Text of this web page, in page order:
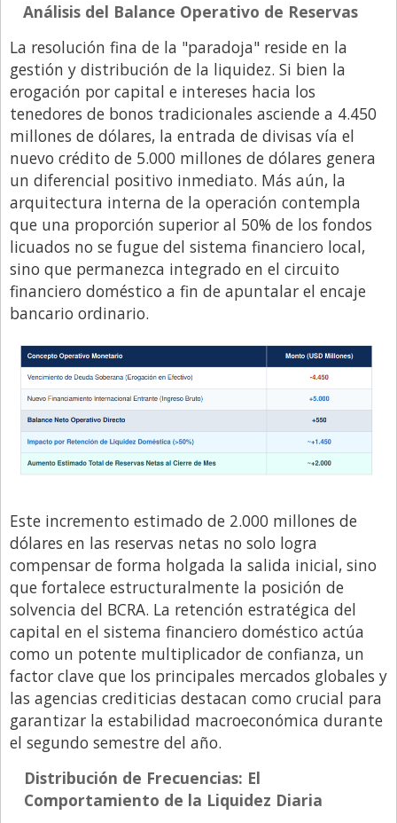
Análisis del Balance Operativo de Reservas
La resolución fina de la "paradoja" reside en la
gestión y distribución de la liquidez. Si bien la
erogación por capital e intereses hacia los
tenedores de bonos tradicionales asciende a 4.450
millones de dólares, la entrada de divisas vía el
nuevo crédito de 5.000 millones de dólares genera
un diferencial positivo inmediato. Más aún, la
arquitectura interna de la operación contempla
que una proporción superior al 50% de los fondos
licuados no se fugue del sistema financiero local,
sino que permanezca integrado en el circuito
financiero doméstico a fin de apuntalar el encaje
bancario ordinario.
Este incremento estimado de 2.000 millones de
dólares en las reservas netas no solo logra
compensar de forma holgada la salida inicial, sino
que fortalece estructuralmente la posición de
solvencia del BCRA. La retención estratégica del
capital en el sistema financiero doméstico actúa
como un potente multiplicador de confianza, un
factor clave que los principales mercados globales y
las agencias crediticias destacan como crucial para
garantizar la estabilidad macroeconómica durante
el segundo semestre del año.
Distribución de Frecuencias: El
Comportamiento de la Liquidez Diaria